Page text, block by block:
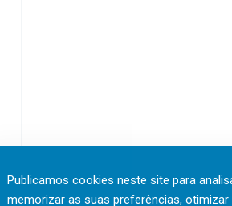
Publicamos cookies neste site para
memorizar as suas preferências, otimizar